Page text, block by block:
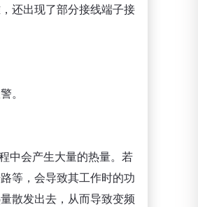
还出现了部分接线端子接
。
中会产生大量的热量。若
等，会导致其工作时的功
散发出去，从而导致变频